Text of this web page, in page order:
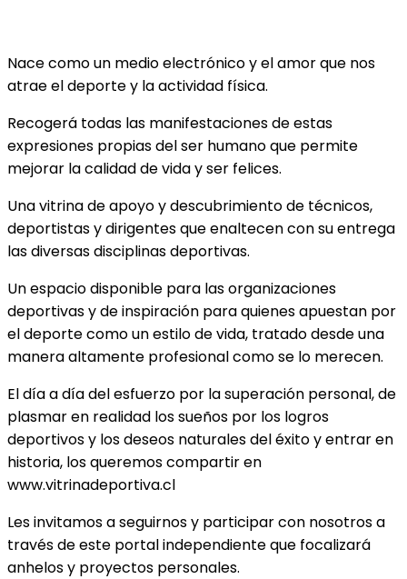
Nace como un medio electrónico y el amor que nos
atrae el deporte y la actividad física.
Recogerá todas las manifestaciones de estas
expresiones propias del ser humano que permite
mejorar la calidad de vida y ser felices.
Una vitrina de apoyo y descubrimiento de técnicos,
deportistas y dirigentes que enaltecen con su entrega
las diversas disciplinas deportivas.
Un espacio disponible para las organizaciones
deportivas y de inspiración para quienes apuestan por
el deporte como un estilo de vida, tratado desde una
manera altamente profesional como se lo merecen.
El día a día del esfuerzo por la superación personal, de
plasmar en realidad los sueños por los logros
deportivos y los deseos naturales del éxito y entrar en
historia, los queremos compartir en
www.vitrinadeportiva.cl
Les invitamos a seguirnos y participar con nosotros a
través de este portal independiente que focalizará
anhelos y proyectos personales.